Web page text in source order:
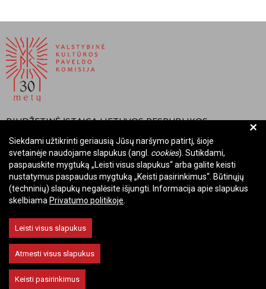
BIUDŽETINĖ ĮSTAIGA LIETUVOS RESPUBLIKOS
VALSTYBINĖ KULTŪROS PAVELDO KOMISIJA
Įmonės kodas: Juridinių asmenų registre 288700520
Adresas: Rūdninkų g. 13, 01135 Vilnius
Telefonas: +370 699 13972
El. paštas: komisija@vkpk.lt
BENDRAUKIME
+
Siekdami užtikrinti geriausią Jūsų naršymo patirtį, šioje
svetainėje naudojame slapukus (angl. cookies). Sutikdami,
paspauskite mygtuką „Leisti visus slapukus“ arba galite keisti
nustatymus paspaudus mygtuką „Keisti pasirinkimus“. Būtinųjų
(techninių) slapukų negalėsite išjungti. Informacija apie slapukus
skelbiama Privatumo politikoje
Leisti visus slapukus
Atmesti visus slapukus
Keisti pasirinkimus